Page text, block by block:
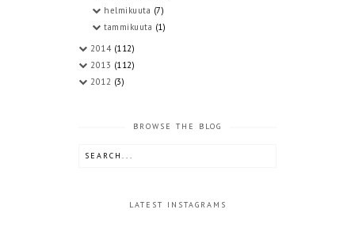
helmikuuta (7)
tammikuuta (1)
2014 (112)
2013 (112)
2012 (3)
BROWSE THE BLOG
LATEST INSTAGRAMS